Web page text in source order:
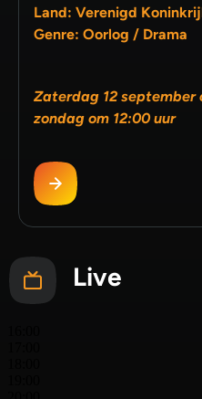
Land: Verenigd
Genre: Oorlog / Drama
Zaterdag 12 september
zondag om 12:00 uur
Live